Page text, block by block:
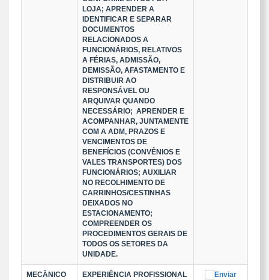
LOJA; APRENDER A
IDENTIFICAR E SEPARAR
DOCUMENTOS
RELACIONADOS A
FUNCIONÁRIOS, RELATIVOS
A FÉRIAS, ADMISSÃO,
DEMISSÃO, AFASTAMENTO E
DISTRIBUIR AO
RESPONSÁVEL OU
ARQUIVAR QUANDO
NECESSÁRIO; APRENDER E
ACOMPANHAR, JUNTAMENTE
COM A ADM, PRAZOS E
VENCIMENTOS DE
BENEFÍCIOS (CONVÊNIOS E
VALES TRANSPORTES) DOS
FUNCIONÁRIOS; AUXILIAR
NO RECOLHIMENTO DE
CARRINHOS/CESTINHAS
DEIXADOS NO
ESTACIONAMENTO;
COMPREENDER OS
PROCEDIMENTOS GERAIS DE
TODOS OS SETORES DA
UNIDADE.
MECÂNICO
EXPERIÊNCIA PROFISSIONAL